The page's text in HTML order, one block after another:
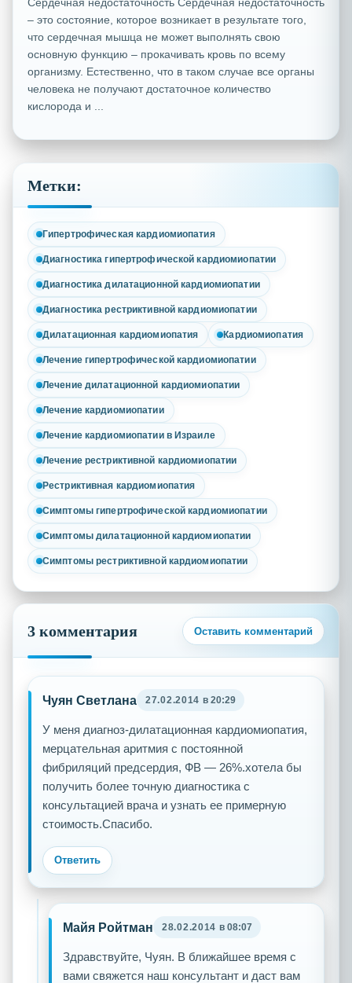
– это состояние, которое возникает в результате того,
что сердечная мышца не может выполнять свою
основную функцию – прокачивать кровь по всему
организму. Естественно, что в таком случае все органы
человека не получают достаточное количество
кислорода и ...
Метки:
Гипертрофическая кардиомиопатия
Диагностика гипертрофической кардиомиопатии
Диагностика дилатационной кардиомиопатии
Диагностика рестриктивной кардиомиопатии
Дилатационная кардиомиопатия Кардиомиопатия
Лечение гипертрофической кардиомиопатии
Лечение дилатационной кардиомиопатии
Лечение кардиомиопатии
Лечение кардиомиопатии в Израиле
Лечение рестриктивной кардиомиопатии
Рестриктивная кардиомиопатия
Симптомы гипертрофической кардиомиопатии
Симптомы дилатационной кардиомиопатии
Симптомы рестриктивной кардиомиопатии
3 комментария Оставить комментарий
Чуян Светлана 27.02.2014 в 20:29
У меня диагноз-дилатационная кардиомиопатия,
мерцательная аритмия с постоянной
фибриляций предсердия, ФВ — 26%.хотела бы
получить более точную диагностика с
консультацией врача и узнать ее примерную
стоимость.Спасибо.
Ответить
Майя Ройтман 28.02.2014 в 08:07
Здравствуйте, Чуян. В ближайшее время с
вами свяжется наш консультант и даст вам